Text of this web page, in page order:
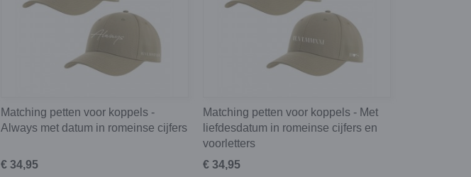
Matching petten voor koppels -
Always met datum in romeinse cijfers
€ 34,95
Matching petten voor koppels - Met
liefdesdatum in romeinse cijfers en
voorletters
€ 34,95